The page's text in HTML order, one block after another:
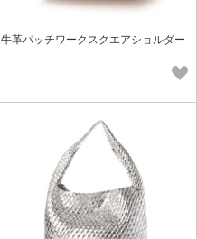
牛革パッチワークスクエアショルダー